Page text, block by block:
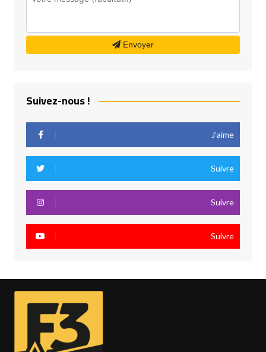
Envoyer
Suivez-nous !
J’aime
Suivre
Suivre
Suivre